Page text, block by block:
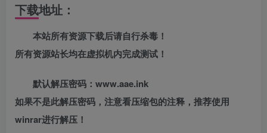
下载地址：
本站所有资源下载后请自行杀毒！
所有资源站长均在虚拟机内完成测试！
默认解压密码：www.aae.ink
如果不是此解压密码，注意看压缩包的注释，推荐使用
winrar进行解压！